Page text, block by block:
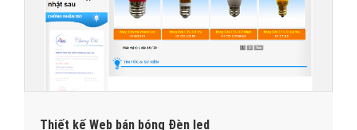
Thiết kế Web bán bóng Đèn led